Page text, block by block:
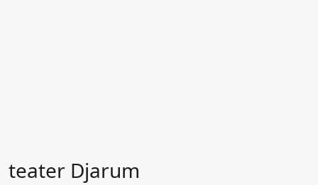
teater Djarum